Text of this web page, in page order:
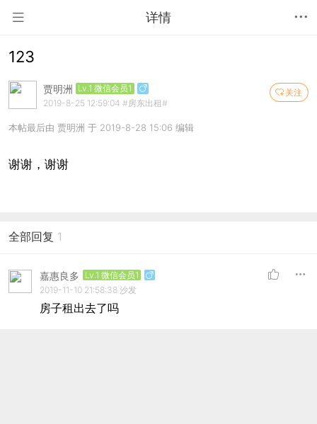
详情
123
关注
贾明洲 Lv.1 微信会员1
2019-8-25 12:59:04 #房东出租#
本帖最后由 贾明洲 于 2019-8-28 15:06 编辑
谢谢，谢谢
全部回复 1
嘉惠良多
Lv.1 微信会员1
2019-11-10 21:58:38 沙发
房子租出去了吗